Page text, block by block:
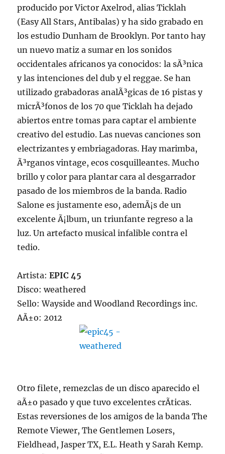
producido por Victor Axelrod, alias Ticklah
(Easy All Stars, Antibalas) y ha sido grabado en
los estudio Dunham de Brooklyn. Por tanto hay
un nuevo matiz a sumar en los sonidos
occidentales africanos ya conocidos: la sÃ³nica
y las intenciones del dub y el reggae. Se han
utilizado grabadoras analÃ³gicas de 16 pistas y
micrÃ³fonos de los 70 que Ticklah ha dejado
abiertos entre tomas para captar el ambiente
creativo del estudio. Las nuevas canciones son
electrizantes y embriagadoras. Hay marimba,
Ã³rganos vintage, ecos cosquilleantes. Mucho
brillo y color para plantar cara al desgarrador
pasado de los miembros de la banda. Radio
Salone es justamente eso, ademÃ¡s de un
excelente Ã¡lbum, un triunfante regreso a la
luz. Un artefacto musical infalible contra el
tedio.
Artista:EPIC 45
Disco: weathered
Sello: Wayside and Woodland Recordings inc.
AÃ±o: 2012
Otro filete, remezclas de un disco aparecido el
aÃ±o pasado y que tuvo excelentes crÃ­ticas.
Estas reversiones de los amigos de la banda The
Remote Viewer, The Gentlemen Losers,
Fieldhead, Jasper TX, E.L. Heath y Sarah Kemp.